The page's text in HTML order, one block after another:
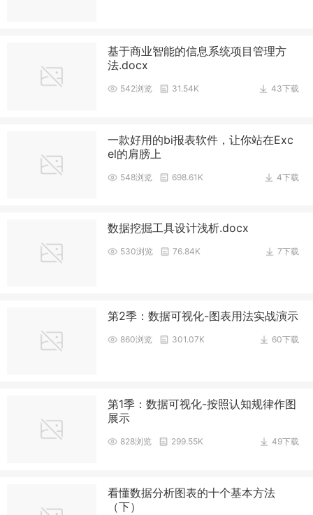
基于商业智能的信息系统项目管理方
法.docx
43下载
542浏览 31.54K
一款好用的bi报表软件，让你站在Exc
el的肩膀上
4下载
548浏览 698.61K
数据挖掘工具设计浅析.docx
7下载
530浏览 76.84K
第2季：数据可视化-图表用法实战演示
60下载
860浏览 301.07K
第1季：数据可视化-按照认知规律作图
展示
49下载
828浏览 299.55K
看懂数据分析图表的十个基本方法
（下）